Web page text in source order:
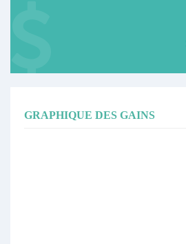
GRAPHIQUE DES GAINS